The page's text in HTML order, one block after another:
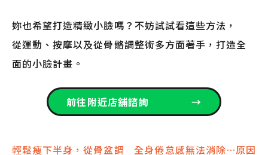
妳也希望打造精緻小臉嗎？不妨試試看這些方法，
從運動、按摩以及從骨骼調整術多方面著手，打造全
面的小臉計畫。
前往附近店舖諮詢 →
文
輕鬆瘦下半身，從骨盆調
全身倦怠感無法消除…原因